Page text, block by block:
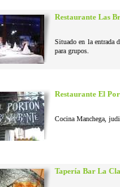
Restaurante Las
Situado en la entrada
para grupos.
Restaurante El
Cocina Manchega,
Tapería Bar La